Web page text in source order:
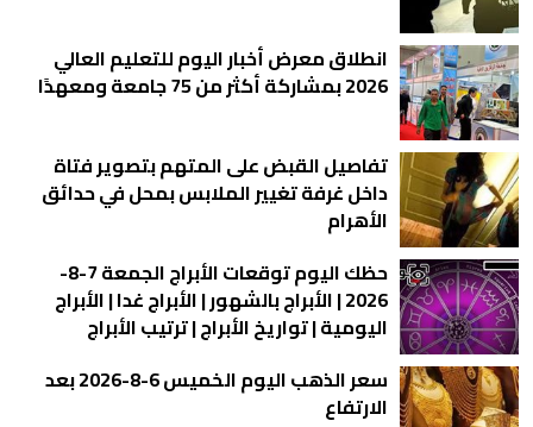
انطلاق معرض أخبار اليوم للتعليم العالي
2026 بمشاركة أكثر من 75 جامعة ومعهدًا
تفاصيل القبض على المتهم بتصوير فتاة
داخل غرفة تغيير الملابس بمحل في حدائق
الأهرام
حظك اليوم توقعات الأبراج الجمعة 7-8-
2026 | الأبراج بالشهور | الأبراج غدا | الأبراج
اليومية | تواريخ الأبراج | ترتيب الأبراج
سعر الذهب اليوم الخميس 6-8-2026 بعد
الارتفاع